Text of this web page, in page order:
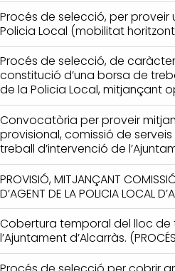
Procés de selecció, per
Policia Local (mobilitat
Procés de selecció, de
constitució d’una borsa de
de la Policia Local, mitjançant
Convocatòria per proveir
provisional, comissió de
treball d’intervenció de
PROVISIÓ, MITJANÇANT
D’AGENT DE LA POLICIA LOCAL
Cobertura temporal del lloc de
l’Ajuntament d’Alcarràs.